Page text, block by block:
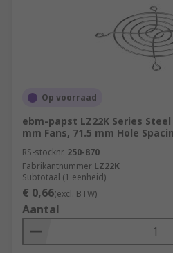
Op voorraad
ebm-papst LZ22K Series
mm Fans, 71.5 mm Hole
RS-stocknr. 250-870
Fabrikantnummer LZ22K
Subtotaal (1 eenheid)
€ 0,66(excl. BTW)
Aantal